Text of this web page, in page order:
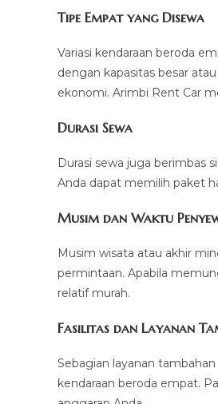
Tipe Empat yang Disewa
Variasi kendaraan beroda
dengan kapasitas besar
ekonomi. Arimbi Rent Car
Durasi Sewa
Durasi sewa juga berimbas
Anda dapat memilih paket
Musim dan Waktu
Musim wisata atau akhir
permintaan. Apabila
relatif murah.
Fasilitas dan Layanan
Sebagian layanan
kendaraan beroda empat.